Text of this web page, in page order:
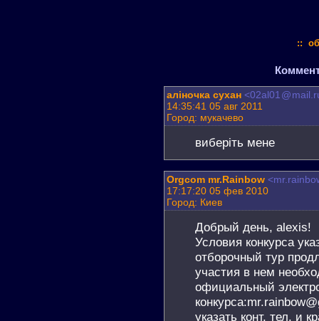
::
аліночка сухан <02al01@
14:35:41 05 авг 2011
Город: мукачево
виберіть мене
Orgcom mr.Rainbow
17:17:20 05 фев 2010
Город: Киев
Добрый день, alexis!
Условия конкурса
отборочный тур
участия в нем
официальный
указать конт. тел. и